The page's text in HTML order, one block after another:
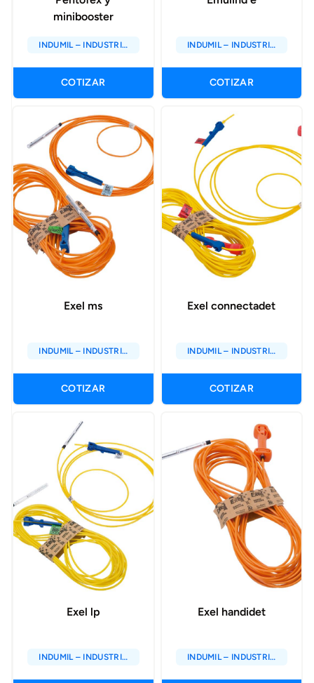
minibooster
INDUMIL – INDUSTRIA
COTIZAR
INDUMIL – INDUSTRIA
COTIZAR
Exel ms
INDUMIL – INDUSTRIA
COTIZAR
Exel connectadet
INDUMIL – INDUSTRIA
COTIZAR
Exel lp
INDUMIL – INDUSTRIA
Exel handidet
INDUMIL – INDUSTRIA